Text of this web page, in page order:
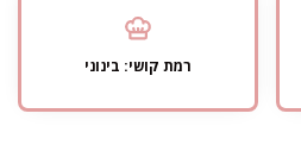
רמת קושי: בינוני